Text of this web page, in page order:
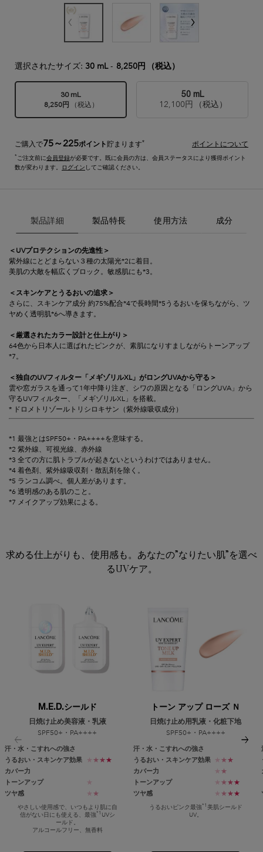
選択されたサイズ: 30 mL- 8,250円 （税込）
選択済み
30 mL
8,250円 （税込）
, 1/2 選択済み
50 mL
12,100円 （税込）
, 2/2
ご購入で75～225ポイント 貯まります* ポイントについて
* ご注文前に会員登録が必要です。既に会員の方は、会員ステータスにより獲得ポイント
数が変わります。
ログイン してご確認ください。
製品詳細 製品特長 使用方法 成分
＜UVプロテクションの先進性＞
紫外線にとどまらない３種の太陽光*2に着目。
美肌の大敵を幅広くブロック。敏感肌にも*3。
＜スキンケアとうるおいの追求＞
さらに、スキンケア成分 約75%配合*4で長時間*5うるおいを保ちながら、ツ
ヤめく透明肌*6へ導きます。
＜厳選されたカラー設計と仕上がり＞
64色から日本人に選ばれたピンクが、素肌になりすましながらトーンアップ
*7。
＜独自のUVフィルター「メギゾリルXL」がロングUVAから守る＞
雲や窓ガラスを通って1年中降り注ぎ、シワの原因となる「ロングUVA」から
守るUVフィルター、「メギゾリルXL」を搭載。
* ドロメトリゾールトリシロキサン（紫外線吸収成分）
*1 最強とはSPF50+・PA++++を意味する。
*2 紫外線、可視光線、赤外線
*3 全ての方に肌トラブルが起きないというわけではありません。
*4 着色剤、紫外線吸収剤・散乱剤を除く。
*5 ランコム調べ。個人差があります。
*6 透明感のある肌のこと。
*7 メイクアップ効果による。
PDP Product description section
求める仕上がりも、使用感も。あなたの”なりたい肌”を選べ
るUVケア。
M.E.D.シールド
日焼け止め美容液・乳液
SPF50+・PA++++
汗・水・こすれへの強さ
うるおい・スキンケア効果
★ ★★★
カバー力
トーンアップ
★
ツヤ感
★ ★
やさしい使用感で、いつもより肌に自
信がない日にも使える、最強*1 UVシ
ールド。
アルコールフリー、無香料
トーン アップ ローズ Ｎ
日焼け止め用乳液・化粧下地
SPF50+・PA++++
汗・水・こすれへの強さ
うるおい・スキンケア効果
★ ★★
カバー力
★ ★
トーンアップ
★ ★★★
ツヤ感
★ ★★★
うるおいピンク最強*1 美肌シールド
UV。